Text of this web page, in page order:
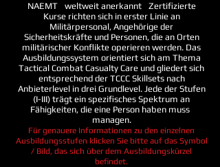
NAEMT weltweit anerkannt
Zertifizierte
Kurse richten sich in erster Linie an
Militärpersonal, Angehörige der
Sicherheitskräfte und Personen, die an Orten
militärischer Konflikte operieren werden. Das
Ausbildungssystem orientiert sich am Thema
Tactical Combat Casualty Care und gliedert sich
entsprechend der TCCC Skillsets nach
Anbieterlevel in drei Grundlevel. Jede der Stufen
(I-III) trägt ein spezifisches Spektrum an
Fähigkeiten, die eine Person haben muss
managen.
Für genauere Informationen zu den einzelnen
Ausbildungsstufen klicken Sie bitte auf das Symbol
/ Bild, das sich über dem Ausbildungskürzel
befindet.